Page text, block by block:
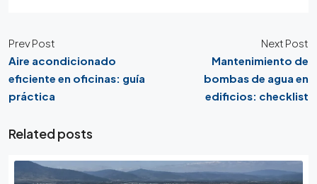
Prev Post
Aire acondicionado
eficiente en oficinas: guía
práctica
Next Post
Mantenimiento de
bombas de agua en
edificios: checklist
Related posts